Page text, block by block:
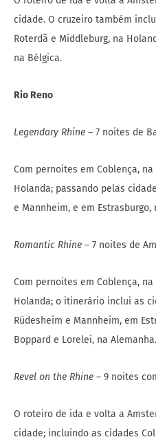
cidade. O cruzeiro também
Roterdã e Middleburg, na
na Bélgica.
Rio Reno
Legendary Rhine – 7 noites de
Com pernoites em Coblença,
Holanda; passando pelas
e Mannheim, e em Estrasburgo,
Romantic Rhine – 7 noites de
Com pernoites em Coblença,
Holanda; o itinerário inclui as
Rüdesheim e Mannheim, em
Boppard e Lorelei, na Alemanha.
Revel on the Rhine – 9 noites
O roteiro de ida e volta a
cidade; incluindo as cidades